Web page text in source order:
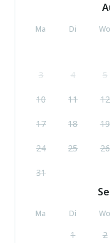
Ma Di Wo
3 4 5
10 11 12
17 18 19
24 25 26
31
Ma Di Wo
1 2